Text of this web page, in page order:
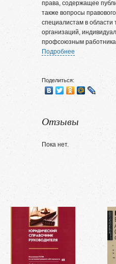
права, содержащее
также вопросы
специалистам в области
организаций,
профсоюзным
Подробнее
Поделиться:
Отзывы
Пока нет.